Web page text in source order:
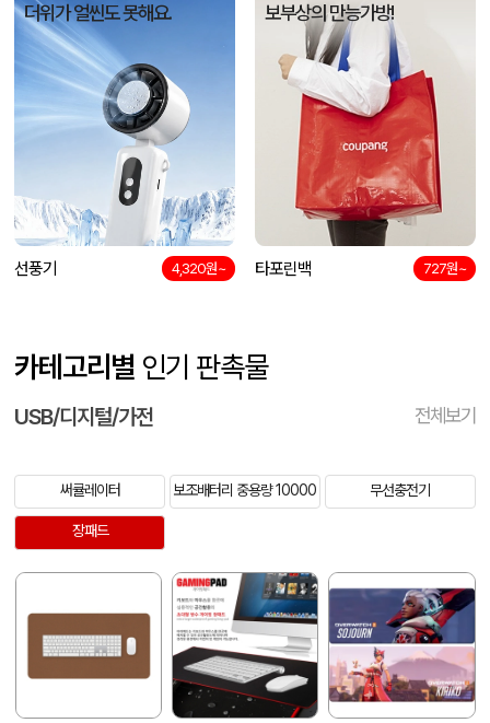
더위가 얼씬도 못해요.
선풍기 4,320원~
보부상의 만능가방!
타포린백 727원~
카테고리별 인기 판촉물
USB/디지털/가전 전체보기
써큘레이터 보조배터리 중용량 10000 무선충전기
장패드